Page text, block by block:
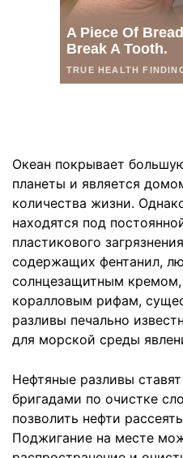
Океан покрывает
планеты и является
количества жизни.
находятся под
пластикового
содержащих фентанил,
солнцезащитным
коралловым рифам,
разливы печально
для морской среды
Нефтяные разливы
бригадами по очистке
позволить нефти
Поджигание на месте